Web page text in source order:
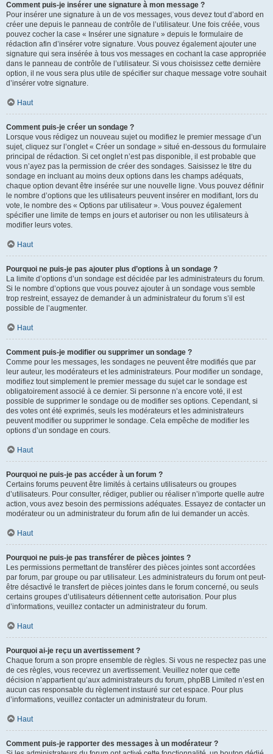
Comment puis-je insérer une signature à mon message ?
Pour insérer une signature à un de vos messages, vous devez tout d’abord en
créer une depuis le panneau de contrôle de l’utilisateur. Une fois créée, vous
pouvez cocher la case « Insérer une signature » depuis le formulaire de
rédaction afin d’insérer votre signature. Vous pouvez également ajouter une
signature qui sera insérée à tous vos messages en cochant la case appropriée
dans le panneau de contrôle de l’utilisateur. Si vous choisissez cette dernière
option, il ne vous sera plus utile de spécifier sur chaque message votre souhait
d’insérer votre signature.
Haut
Comment puis-je créer un sondage ?
Lorsque vous rédigez un nouveau sujet ou modifiez le premier message d’un
sujet, cliquez sur l’onglet « Créer un sondage » situé en-dessous du formulaire
principal de rédaction. Si cet onglet n’est pas disponible, il est probable que
vous n’ayez pas la permission de créer des sondages. Saisissez le titre du
sondage en incluant au moins deux options dans les champs adéquats,
chaque option devant être insérée sur une nouvelle ligne. Vous pouvez définir
le nombre d’options que les utilisateurs peuvent insérer en modifiant, lors du
vote, le nombre des « Options par utilisateur ». Vous pouvez également
spécifier une limite de temps en jours et autoriser ou non les utilisateurs à
modifier leurs votes.
Haut
Pourquoi ne puis-je pas ajouter plus d’options à un sondage ?
La limite d’options d’un sondage est décidée par les administrateurs du forum.
Si le nombre d’options que vous pouvez ajouter à un sondage vous semble
trop restreint, essayez de demander à un administrateur du forum s’il est
possible de l’augmenter.
Haut
Comment puis-je modifier ou supprimer un sondage ?
Comme pour les messages, les sondages ne peuvent être modifiés que par
leur auteur, les modérateurs et les administrateurs. Pour modifier un sondage,
modifiez tout simplement le premier message du sujet car le sondage est
obligatoirement associé à ce dernier. Si personne n’a encore voté, il est
possible de supprimer le sondage ou de modifier ses options. Cependant, si
des votes ont été exprimés, seuls les modérateurs et les administrateurs
peuvent modifier ou supprimer le sondage. Cela empêche de modifier les
options d’un sondage en cours.
Haut
Pourquoi ne puis-je pas accéder à un forum ?
Certains forums peuvent être limités à certains utilisateurs ou groupes
d’utilisateurs. Pour consulter, rédiger, publier ou réaliser n’importe quelle autre
action, vous avez besoin des permissions adéquates. Essayez de contacter un
modérateur ou un administrateur du forum afin de lui demander un accès.
Haut
Pourquoi ne puis-je pas transférer de pièces jointes ?
Les permissions permettant de transférer des pièces jointes sont accordées
par forum, par groupe ou par utilisateur. Les administrateurs du forum ont peut-
être désactivé le transfert de pièces jointes dans le forum concerné, ou seuls
certains groupes d’utilisateurs détiennent cette autorisation. Pour plus
d’informations, veuillez contacter un administrateur du forum.
Haut
Pourquoi ai-je reçu un avertissement ?
Chaque forum a son propre ensemble de règles. Si vous ne respectez pas une
de ces règles, vous recevrez un avertissement. Veuillez noter que cette
décision n’appartient qu’aux administrateurs du forum, phpBB Limited n’est en
aucun cas responsable du règlement instauré sur cet espace. Pour plus
d’informations, veuillez contacter un administrateur du forum.
Haut
Comment puis-je rapporter des messages à un modérateur ?